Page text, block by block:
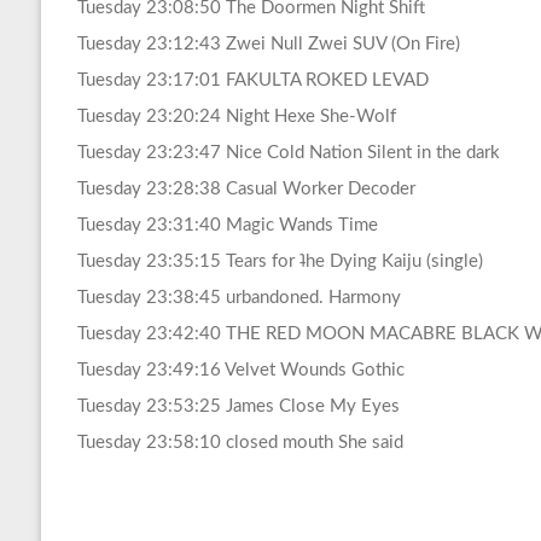
Tuesday 23:08:50 The Doormen Night Shift
Tuesday 23:12:43 Zwei Null Zwei SUV (On Fire)
Tuesday 23:17:01 FAKULTA ROKED LEVAD
Tuesday 23:20:24 Night Hexe She-Wolf
Tuesday 23:23:47 Nice Cold Nation Silent in the dark
Tuesday 23:28:38 Casual Worker Decoder
Tuesday 23:31:40 Magic Wands Time
Tuesday 23:35:15 Tears for ʇhe Dying Kaiju (single)
Tuesday 23:38:45 urbandoned. Harmony
Tuesday 23:42:40 THE RED MOON MACABRE BLACK
Tuesday 23:49:16 Velvet Wounds Gothic
Tuesday 23:53:25 James Close My Eyes
Tuesday 23:58:10 closed mouth She said